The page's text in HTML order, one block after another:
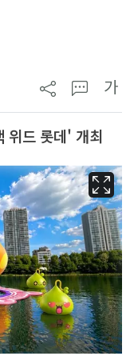
가
위드 롯데' 개최